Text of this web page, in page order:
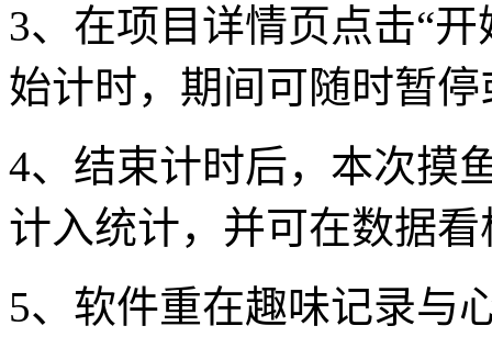
3、在项目详情页点击“
始计时，期间可随时暂
4、结束计时后，本次摸
计入统计，并可在数据
5、软件重在趣味记录与